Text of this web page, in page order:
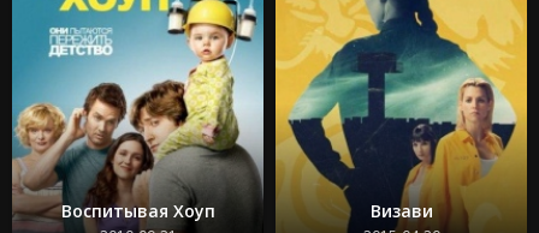
Воспитывая Хоуп Визави